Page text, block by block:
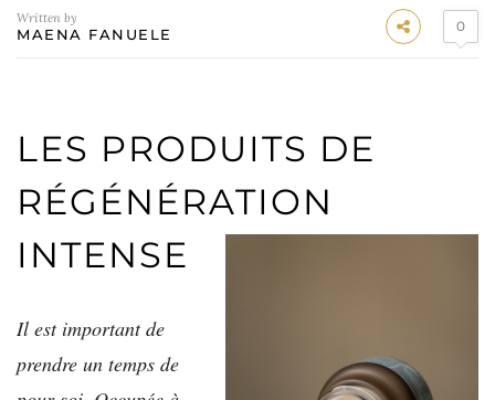
Written by
MAENA FANUELE 0
LES PRODUITS DE
RÉGÉNÉRATION
INTENSE
Il est important de
prendre un temps de